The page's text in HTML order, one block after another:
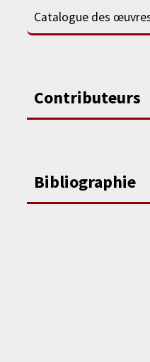
Catalogue des
Contributeurs
Bibliographie